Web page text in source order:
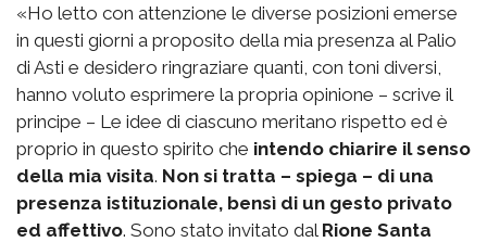
«Ho letto con attenzione le diverse posizioni emerse
in questi giorni a proposito della mia presenza al Palio
di Asti e desidero ringraziare quanti, con toni diversi,
hanno voluto esprimere la propria opinione – scrive il
principe – Le idee di ciascuno meritano rispetto ed è
proprio in questo spirito che intendo chiarire il senso
della mia visita. Non si tratta – spiega – di una
presenza istituzionale, bensì di un gesto privato
ed affettivo. Sono stato invitato dal Rione Santa